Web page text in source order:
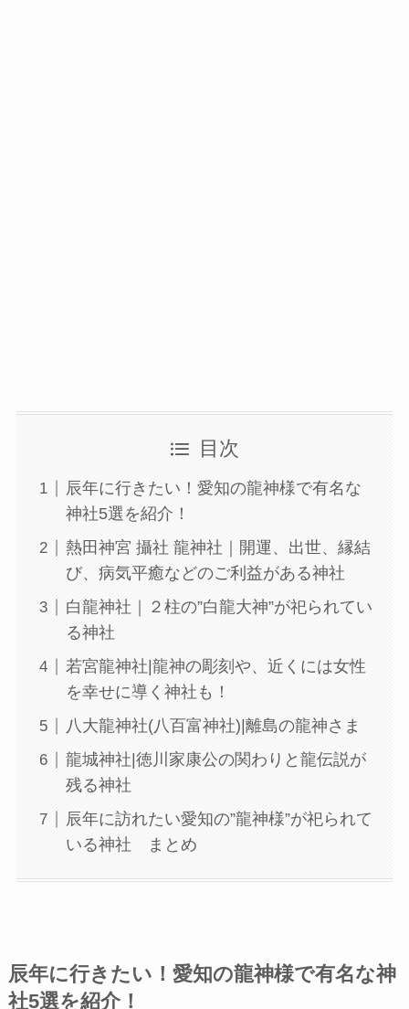
目次
辰年に行きたい！愛知の龍神様で有名な
神社5選を紹介！
熱田神宮 攝社 龍神社｜開運、出世、縁結
び、病気平癒などのご利益がある神社
白龍神社｜２柱の”白龍大神”が祀られてい
る神社
若宮龍神社|龍神の彫刻や、近くには女性
を幸せに導く神社も！
八大龍神社(八百富神社)|離島の龍神さま
龍城神社|徳川家康公の関わりと龍伝説が
残る神社
辰年に訪れたい愛知の”龍神様”が祀られて
いる神社 まとめ
辰年に行きたい！愛知の龍神様で有名な神
社5選を紹介！